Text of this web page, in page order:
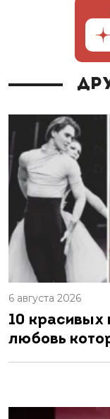
6 августа 2026
10 красивых
любовь